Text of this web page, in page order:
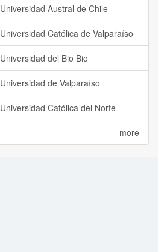
Universidad Austral de Chile
Universidad Católica de Valparaíso
Universidad del Bio Bio
Universidad de Valparaíso
Universidad Católica del Norte
more